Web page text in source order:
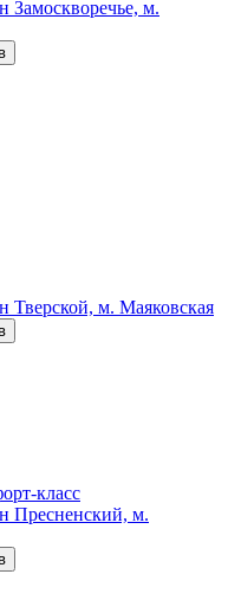
Замоскворечье, м.
Тверской, м. Маяковская
класс
Пресненский, м.